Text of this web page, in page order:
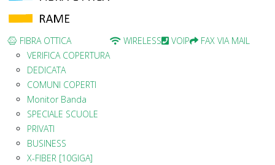
FIBRA OTTICA
VERIFICA COPERTURA
DEDICATA
COMUNI COPERTI
Monitor Banda
SPECIALE SCUOLE
PRIVATI
BUSINESS
X-FIBER [10GIGA]
WIRELESS VOIP FAX VIA MAIL